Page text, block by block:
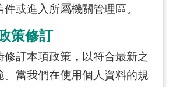
或進入所屬機關管理區。
策修訂
修訂本項政策，以符合最新之
。當我們在使用個人資料的規